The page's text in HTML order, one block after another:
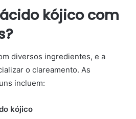
kójico com
diversos ingredientes, e a
o clareamento. As
incluem:
kójico